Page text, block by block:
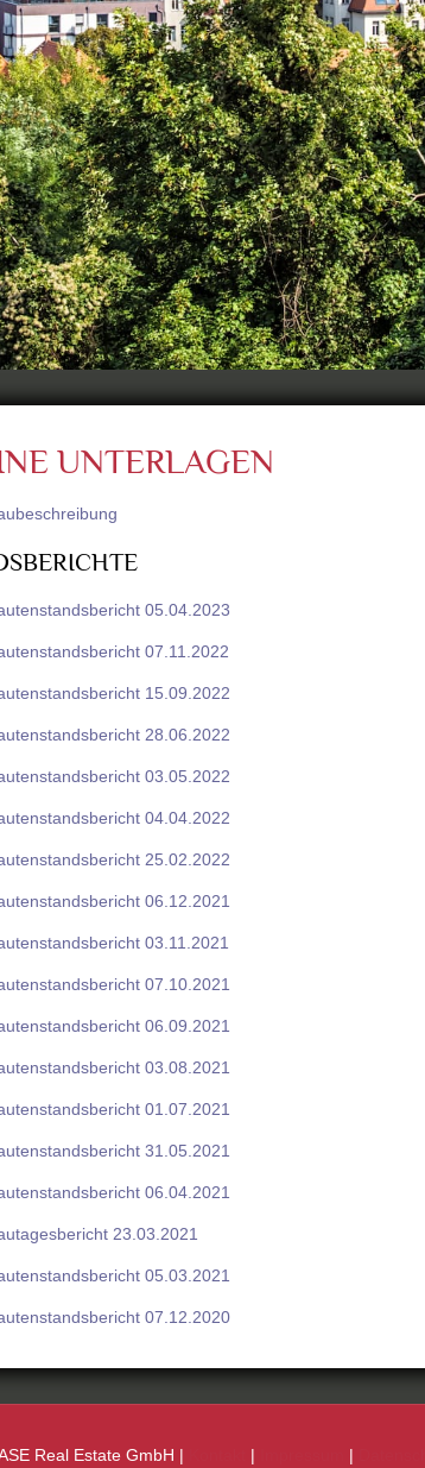
UNTERLAGEN
05.04.2023
07.11.2022
15.09.2022
28.06.2022
03.05.2022
04.04.2022
25.02.2022
06.12.2021
03.11.2021
07.10.2021
06.09.2021
03.08.2021
01.07.2021
31.05.2021
06.04.2021
23.03.2021
05.03.2021
07.12.2020
Real Estate GmbH | | |